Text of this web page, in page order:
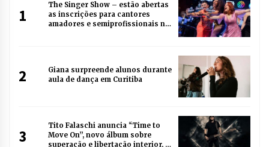
1
The Singer Show – estão abertas
as inscrições para cantores
amadores e semiprofissionais no
2
Giana surpreende alunos durante
aula de dança em Curitiba
3
Tito Falaschi anuncia “Time to
Move On”, novo álbum sobre
superação e libertação interior, e